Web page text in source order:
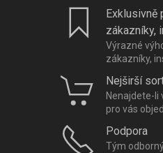
Exklusivně
zákazníky,
Výrazné
zákazníky,
Nejširší
Nenajdete-li
pro vás
Podpora
Tým